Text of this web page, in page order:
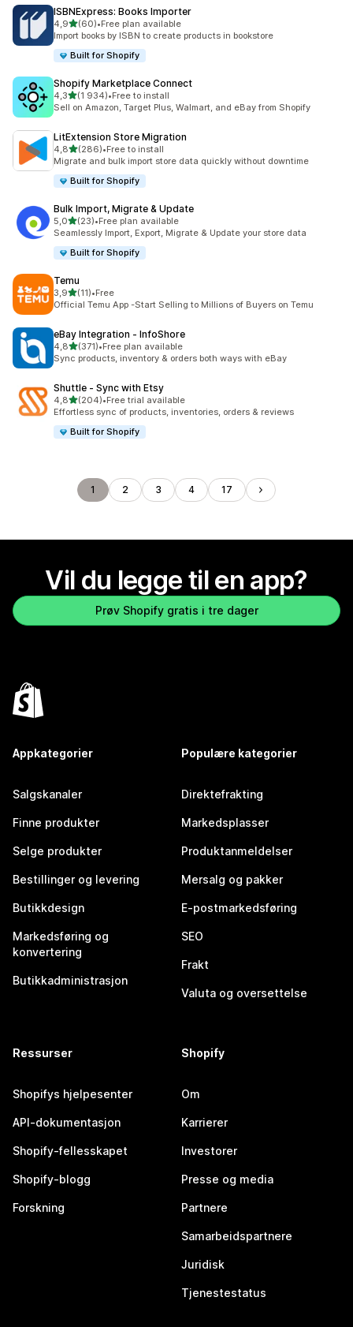
ISBNExpress: Books Importer
4,9av 5 stjerner
(60)
Totalt 60 omtaler
•Free plan available
Import books by ISBN to create products in bookstore
Built for Shopify
Shopify Marketplace Connect
4,3av 5 stjerner
(1 934)
Totalt 1934 omtaler
•Free to install
Sell on Amazon, Target Plus, Walmart, and eBay from Shopify
LitExtension Store Migration
4,8av 5 stjerner
(286)
Totalt 286 omtaler
•Free to install
Migrate and bulk import store data quickly without downtime
Built for Shopify
Bulk Import, Migrate & Update
5,0av 5 stjerner
(23)
Totalt 23 omtaler
•Free plan available
Seamlessly Import, Export, Migrate & Update your store data
Built for Shopify
Temu
3,9av 5 stjerner
(11)
Totalt 11 omtaler
•Free
Official Temu App -Start Selling to Millions of Buyers on Temu
eBay Integration ‑ InfoShore
4,8av 5 stjerner
(371)
Totalt 371 omtaler
•Free plan available
Sync products, inventory & orders both ways with eBay
Shuttle ‑ Sync with Etsy
4,8av 5 stjerner
(204)
Totalt 204 omtaler
•Free trial available
Effortless sync of products, inventories, orders & reviews
Built for Shopify
1 2 3 4 17
Vil du legge til en app?
Prøv Shopify gratis i tre dager
Appkategorier
Salgskanaler
Finne produkter
Selge produkter
Bestillinger og levering
Butikkdesign
Markedsføring og
konvertering
Butikkadministrasjon
Populære kategorier
Direktefrakting
Markedsplasser
Produktanmeldelser
Mersalg og pakker
E-postmarkedsføring
SEO
Frakt
Valuta og oversettelse
Ressurser
Shopifys hjelpesenter
API-dokumentasjon
Shopify-fellesskapet
Shopify-blogg
Forskning
Shopify
Om
Karrierer
Investorer
Presse og media
Partnere
Samarbeidspartnere
Juridisk
Tjenestestatus